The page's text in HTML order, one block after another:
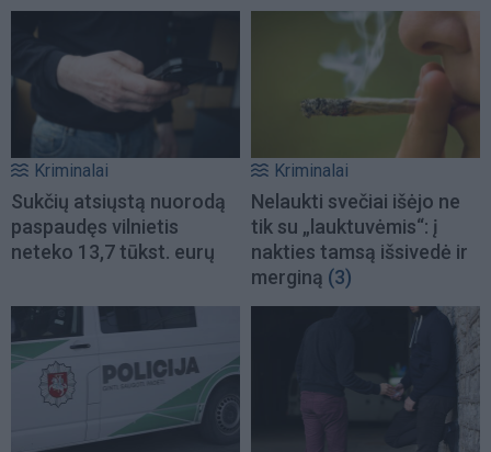
Kriminalai
Sukčių atsiųstą nuorodą
paspaudęs vilnietis
neteko 13,7 tūkst. eurų
Kriminalai
Nelaukti svečiai išėjo ne
tik su „lauktuvėmis“: į
nakties tamsą išsivedė ir
merginą (3)